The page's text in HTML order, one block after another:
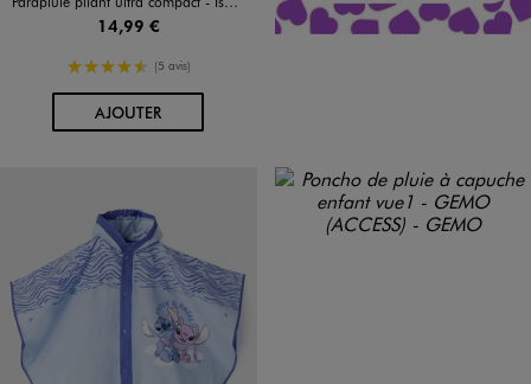
14,99 €
4.5/5 de moyenne
(5 avis)
AJOUTERAU PANIER